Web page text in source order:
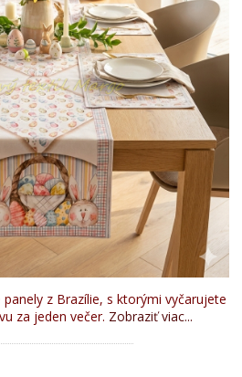
z Brazílie, s ktorými vyčarujete
za jeden večer. Zobraziť viac...